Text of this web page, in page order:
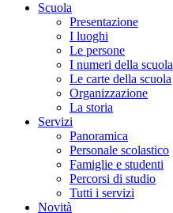
Scuola
Presentazione
I luoghi
Le persone
I numeri della scuola
Le carte della scuola
Organizzazione
La storia
Servizi
Panoramica
Personale scolastico
Famiglie e studenti
Percorsi di studio
Tutti i servizi
Novità